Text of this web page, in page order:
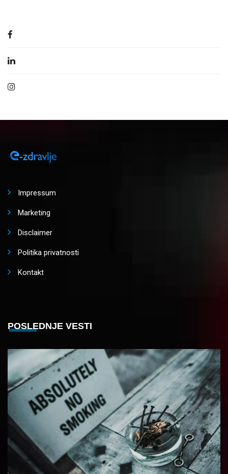
Impressum
Marketing
Disclaimer
Politika privatnosti
Kontakt
POSLEDNJE VESTI